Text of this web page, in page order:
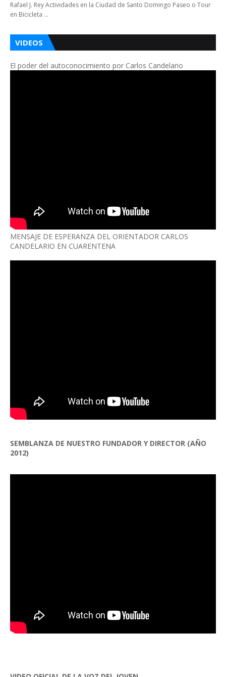
Rafael J. Rey Actividades en la Ciudad de Santo Domingo Paseo o Tour
en Bicicleta …
VIDEOS
El poder del autoconocimiento por Carlos Candelario
MENSAJE DE ESPERANZA DEL ORIENTADOR CARLOS
CANDELARIO EN CUARENTENA
SEMBLANZA DE NUESTRO FUNDADOR Y DIRECTOR (AÑO
2012)